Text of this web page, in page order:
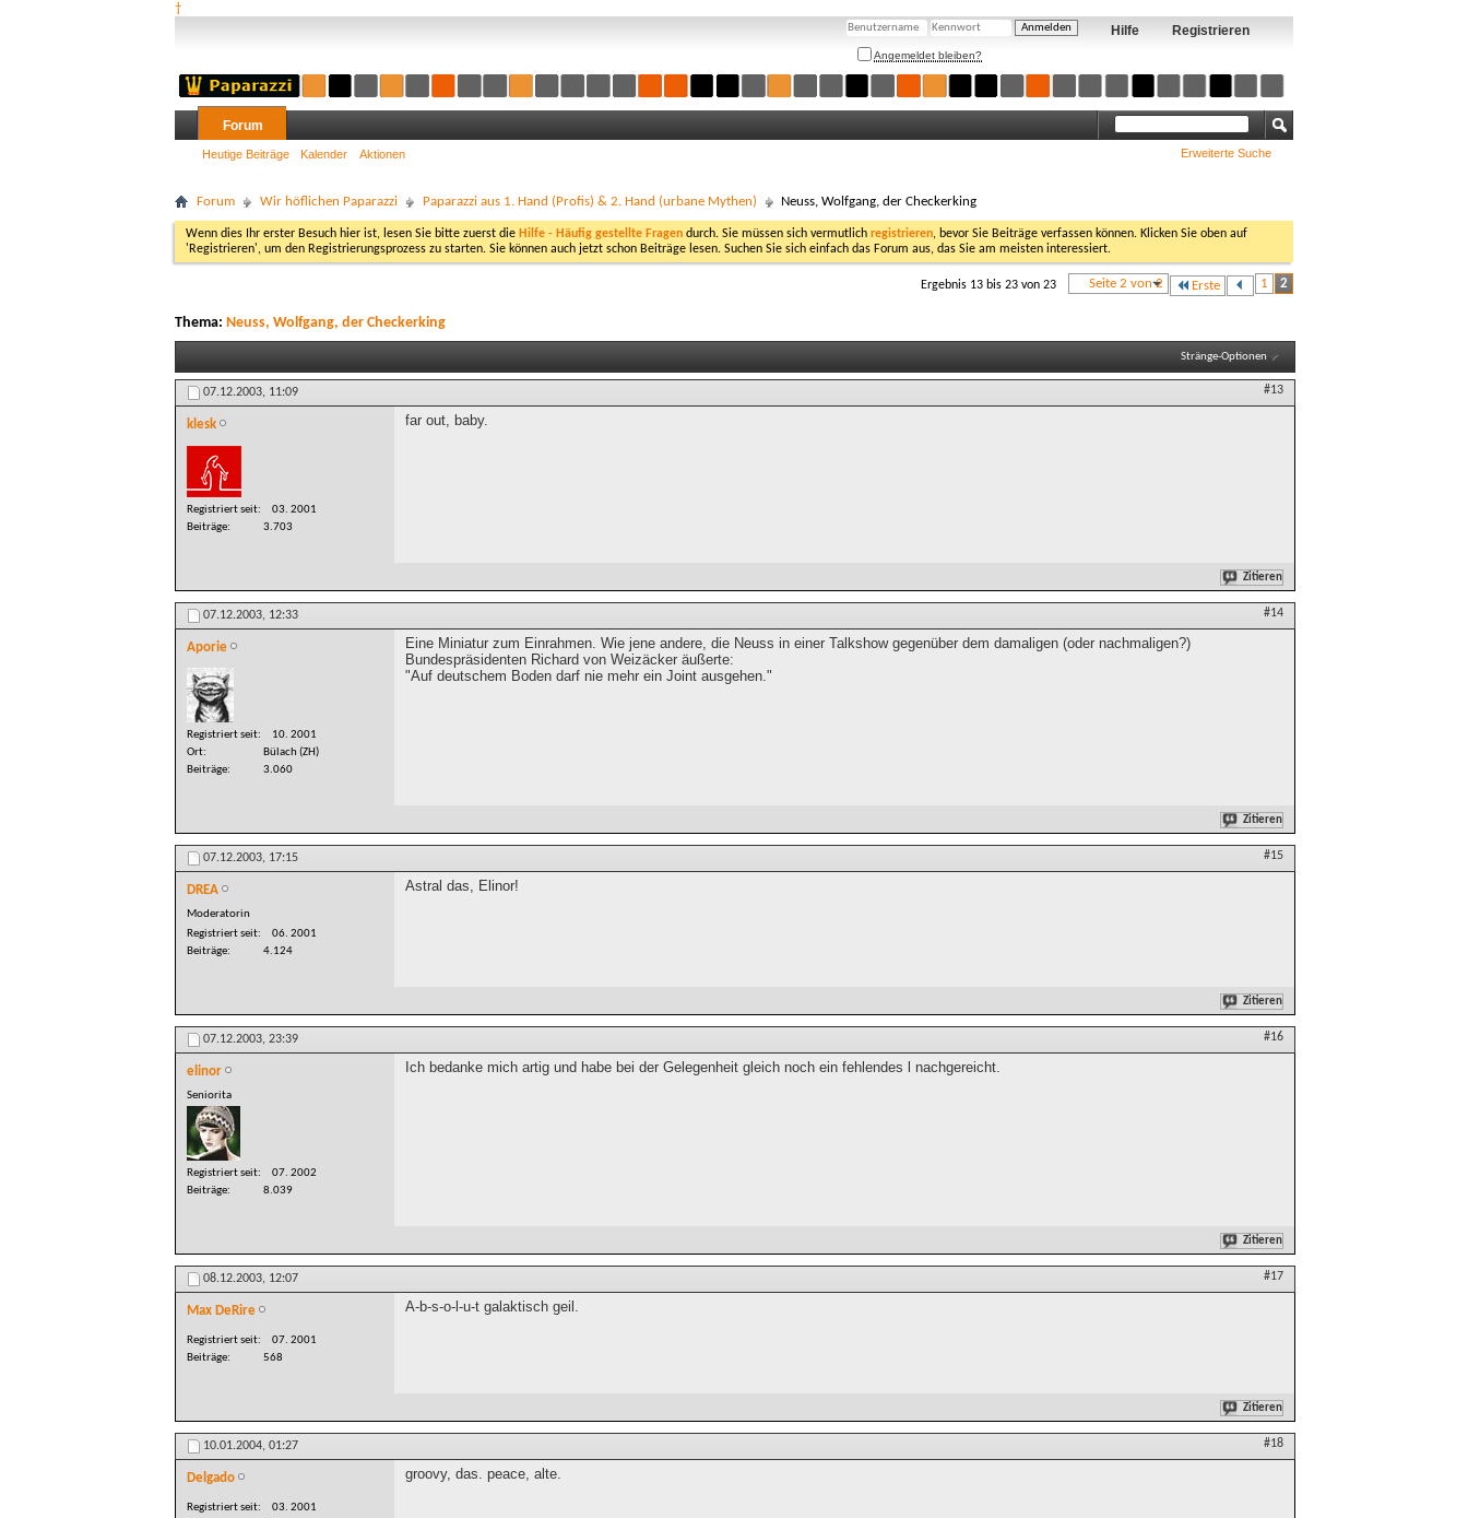
†
Registrieren
Hilfe
Angemeldet bleiben?
Forum
Heutige Beiträge Kalender Aktionen Erweiterte Suche
Forum Wir höflichen Paparazzi Paparazzi aus 1. Hand (Profis) & 2. Hand (urbane Mythen) Neuss, Wolfgang, der Checkerking
Wenn dies Ihr erster Besuch hier ist, lesen Sie bitte zuerst die Hilfe - Häufig gestellte Fragen durch. Sie müssen sich vermutlich registrieren, bevor Sie Beiträge verfassen können. Klicken Sie oben auf
'Registrieren', um den Registrierungsprozess zu starten. Sie können auch jetzt schon Beiträge lesen. Suchen Sie sich einfach das Forum aus, das Sie am meisten interessiert.
Seite 2 von 2 Erste 1 2
Ergebnis 13 bis 23 von 23
Thema: Neuss, Wolfgang, der Checkerking
Stränge-Optionen
07.12.2003, 11:09 #13
klesk
Registriert seit
03. 2001
Beiträge
3.703
far out, baby.
Zitieren
07.12.2003, 12:33 #14
Aporie
Registriert seit
10. 2001
Ort
Bülach (ZH)
Beiträge
3.060
Eine Miniatur zum Einrahmen. Wie jene andere, die Neuss in einer Talkshow gegenüber dem damaligen (oder nachmaligen?)
Bundespräsidenten Richard von Weizäcker äußerte:
"Auf deutschem Boden darf nie mehr ein Joint ausgehen."
Zitieren
07.12.2003, 17:15 #15
DREA
Moderatorin
Registriert seit
06. 2001
Beiträge
4.124
Astral das, Elinor!
Zitieren
07.12.2003, 23:39 #16
elinor
Seniorita
Registriert seit
07. 2002
Beiträge
8.039
Ich bedanke mich artig und habe bei der Gelegenheit gleich noch ein fehlendes l nachgereicht.
Zitieren
08.12.2003, 12:07 #17
Max DeRire
Registriert seit
07. 2001
Beiträge
568
A-b-s-o-l-u-t galaktisch geil.
Zitieren
10.01.2004, 01:27 #18
Delgado
Registriert seit
03. 2001
groovy, das. peace, alte.